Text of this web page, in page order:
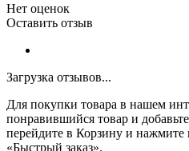
Нет оценок
Оставить отзыв
Загрузка отзывов...
Для покупки товара в нашем
понравившийся товар и
перейдите в Корзину и нажмите
«Быстрый заказ».